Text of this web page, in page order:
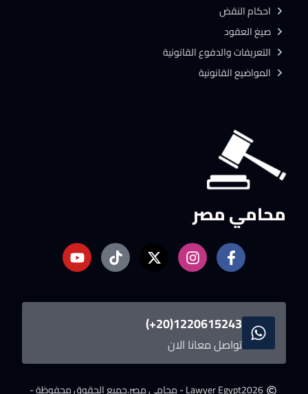
محامي مصر
1220615243(20+)
تواصل معانا الان
2026Lawyer Egypt - محامى مصر. جميع الحقوق محفوظة -
احكام النقض
صيغ العقود
التعريفات والدفوع القانونية
المواضيع القانونية